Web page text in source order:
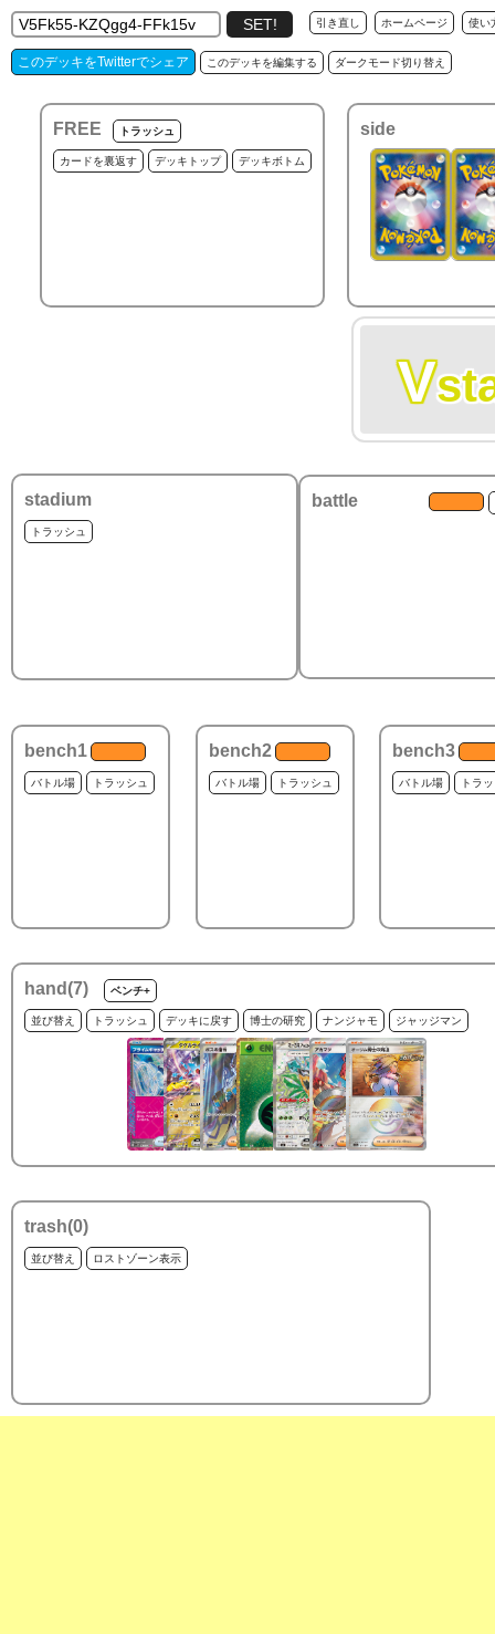
引き直し ホームページ 使い
このデッキをTwitterでシェア このデッキを編集する ダークモード切り替え
FREE トラッシュ
カードを裏返す デッキトップ デッキボトム
side
V
stadium
トラッシュ
battle
bench1
バトル場 トラッシュ
bench2
バトル場 トラッシュ
bench3
バトル場 トラ
hand(7) ベンチ+
並び替え トラッシュ デッキに戻す 博士の研究 ナンジャモ ジャッジマン
trash(0)
並び替え ロストゾーン表示